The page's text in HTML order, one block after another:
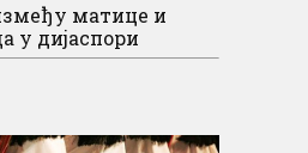
матице и
у дијаспори